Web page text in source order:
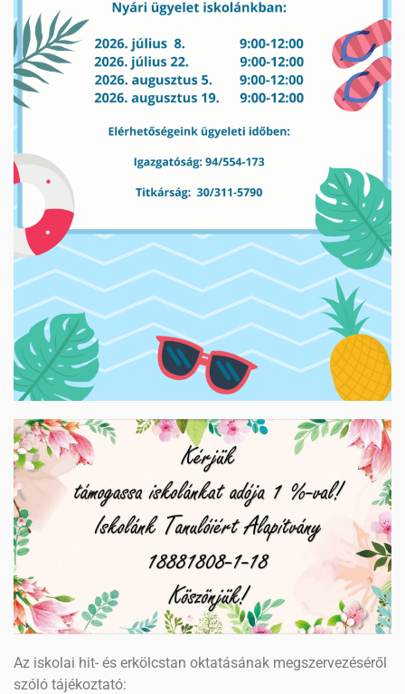
Az iskolai hit- és erkölcstan oktatásának megszervezéséről
szóló tájékoztató: